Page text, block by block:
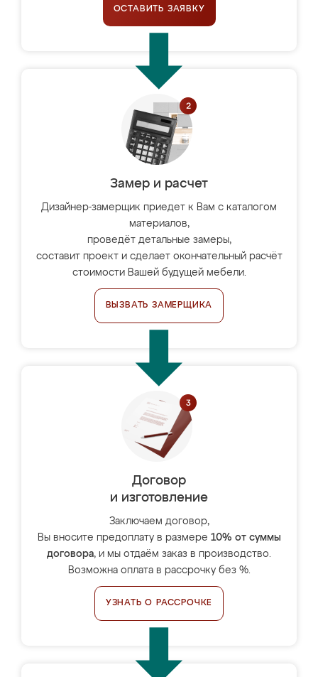
ОСТАВИТЬ ЗАЯВКУ
Замер и расчет
Дизайнер-замерщик приедет к Вам с каталогом
материалов,
проведёт детальные замеры,
составит проект и сделает окончательный расчёт
стоимости Вашей будущей мебели.
ВЫЗВАТЬ ЗАМЕРЩИКА
Договор
и изготовление
Заключаем договор,
Вы вносите предоплату в размере 10% от суммы
договора, и мы отдаём заказ в производство.
Возможна оплата в рассрочку без %.
УЗНАТЬ О РАССРОЧКЕ